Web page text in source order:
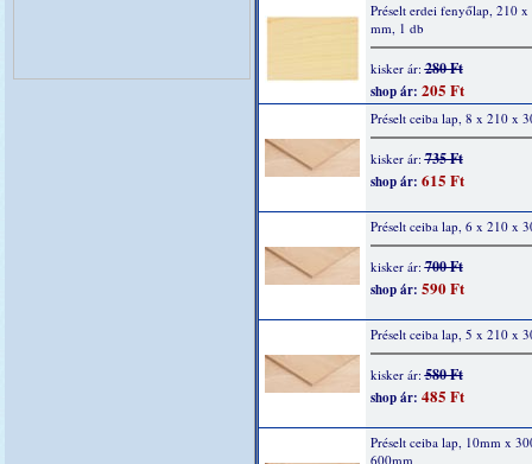
Préselt erdei fenyőlap, 210
mm, 1 db
kisker ár:280 Ft
shop ár: 205 Ft
Préselt ceiba lap, 8 x 210 x
kisker ár:735 Ft
shop ár: 615 Ft
Préselt ceiba lap, 6 x 210 x
kisker ár:700 Ft
shop ár: 590 Ft
Préselt ceiba lap, 5 x 210 x
kisker ár:580 Ft
shop ár: 485 Ft
Préselt ceiba lap, 10mm x
600mm